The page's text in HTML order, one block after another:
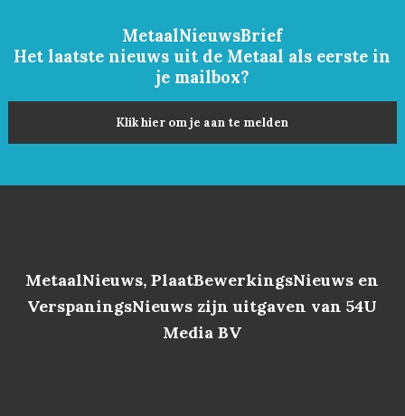
MetaalNieuwsBrief
Het laatste nieuws uit de Metaal als eerste in
je mailbox?
Klik hier om je aan te melden
MetaalNieuws, PlaatBewerkingsNieuws en
VerspaningsNieuws zijn uitgaven van 54U
Media BV